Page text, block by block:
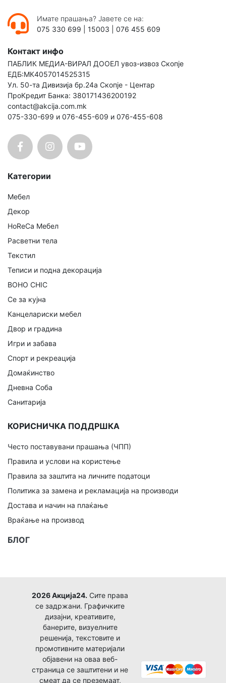
Имате прашања? Јавете се на:
075 330 699
15003 076 455 609
Контакт инфо
ПАБЛИК МЕДИА-ВИРАЛ ДООЕЛ увоз-извоз Скопје
ЕДБ:МК4057014525315
Ул. 50-та Дивизија бр.24а Скопје - Центар
ПроКредит Банка: 380171436200192
contact@akcija.com.mk
075-330-699 и 076-455-609 и 076-455-608
Категории
Мебел
Декор
HoReCa Мебел
Расветни тела
Текстил
Теписи и подна декорација
BOHO CHIC
Се за кујна
Канцелариски мебел
Двор и градина
Игри и забава
Спорт и рекреација
Домаќинство
Дневна Соба
Санитарија
КОРИСНИЧКА ПОДДРШКА
Често поставувани прашања (ЧПП)
Правила и услови на користење
Правила за заштита на личните податоци
Политика за замена и рекламација на производи
Достава и начин на плаќање
Враќање на производ
БЛОГ
2026 Акција24. Сите права
се задржани. Графичките
дизајни, креативите,
банерите, визуелните
решенија, текстовите и
промотивните материјали
објавени на оваа веб-
страница се заштитени и не
смеат да се преземаат,